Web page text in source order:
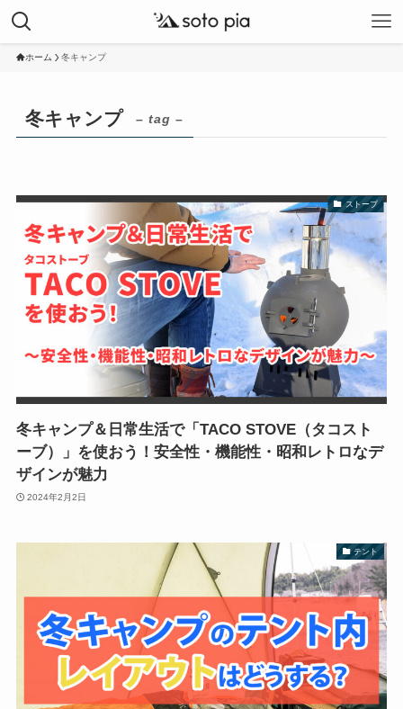
ホーム 冬キャンプ
冬キャンプ – tag –
ストーブ
冬キャンプ＆日常生活で「TACO STOVE（タコスト
ーブ）」を使おう！安全性・機能性・昭和レトロなデ
ザインが魅力
2024年2月2日
テント